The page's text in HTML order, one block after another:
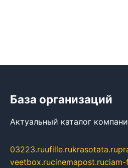
База организаций
Актуальный каталог
03223.ruufille.rukrasotata.ru
veetbox.rucinemapost.ruciam-